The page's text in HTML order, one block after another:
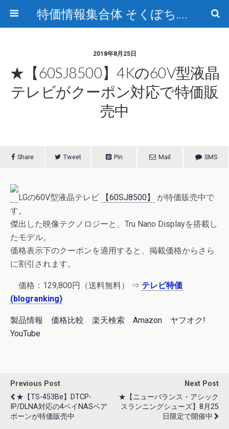
特価情報集合体 そくぽち.com
2018年8月25日
★【60SJ8500】4Kの60V型液晶
テレビがクーポン対応で特価販
売中
Share Tweet Pin Mail SMS
LGの60V型液晶テレビ 【60SJ8500】
が特価販売中で
す。
傑出した映像テクノロジーと、Tru Nano Displayを搭載し
たモデル。
価格表示下のクーポンを適用すると、掲載価格からさら
に割引されます。
価格： 129,800円 （送料無料） ⇒ テレビ特価
(blogranking)
製品情報 価格比較 楽天検索 Amazon
ヤフオク!
YouTube
Previous Post
★【TS-453Be】DTCP-
IP/DLNA対応の4ベイNASベア
ボーンが特価販売中
Next Post
★【ニューバランス・アシック
スランニングシューズ】8月25
日限定で開催中